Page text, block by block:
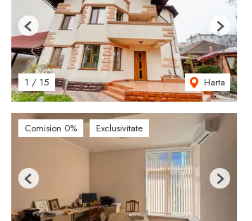
1 / 15 Harta
Previous Next
Comision 0% Exclusivitate
Previous Next